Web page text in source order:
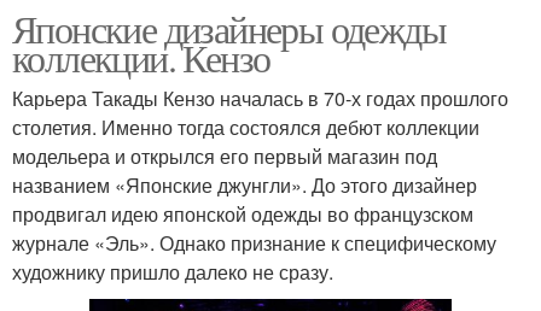
Японские дизайнеры одежды
коллекции. Кензо
Карьера Такады Кензо началась в 70-х годах прошлого
столетия. Именно тогда состоялся дебют коллекции
модельера и открылся его первый магазин под
названием «Японские джунгли». До этого дизайнер
продвигал идею японской одежды во французском
журнале «Эль». Однако признание к специфическому
художнику пришло далеко не сразу.